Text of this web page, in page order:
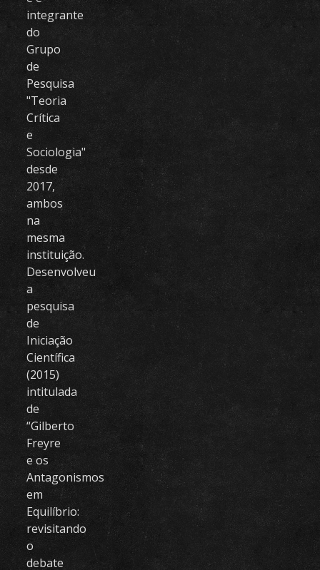
integrante
do
Grupo
de
Pesquisa
"Teoria
Crítica
e
Sociologia"
desde
2017,
ambos
na
mesma
instituição.
Desenvolveu
a
pesquisa
de
Iniciação
Científica
(2015)
intitulada
de
“Gilberto
Freyre
e os
Antagonismos
em
Equilíbrio:
revisitando
o
debate